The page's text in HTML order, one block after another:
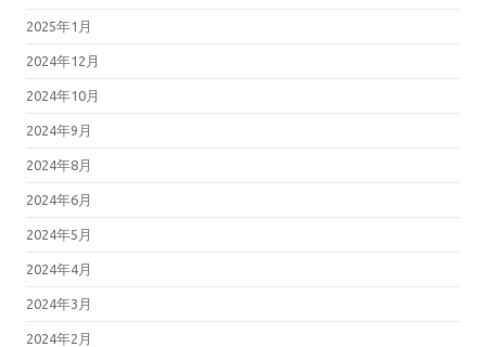
2025年1月
2024年12月
2024年10月
2024年9月
2024年8月
2024年6月
2024年5月
2024年4月
2024年3月
2024年2月